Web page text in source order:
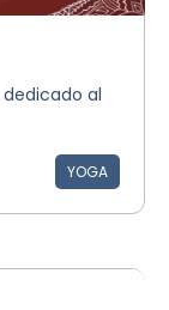
dedicado al
YOGA